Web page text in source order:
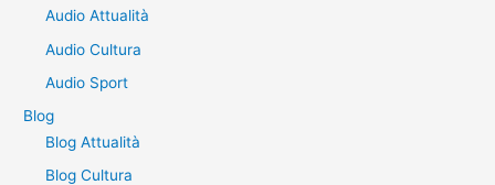
Audio Attualità
Audio Cultura
Audio Sport
Blog
Blog Attualità
Blog Cultura